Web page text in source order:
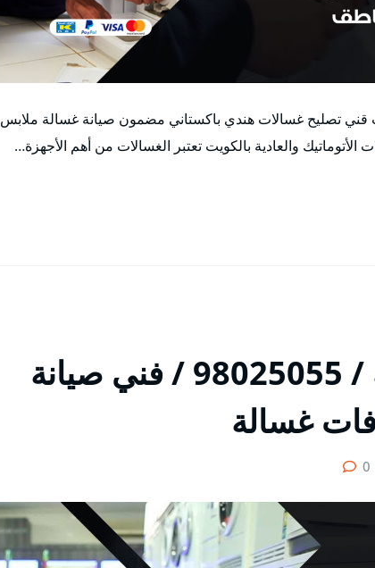
قني تصليح غسالات هندي باكستاني مضمون صيانة غسالة ملابس
والعادية بالكويت تعتبر الغسالات من أهم الأجهزة…
تصليح غسالات الدعية / 98025055 / فني صيانة
غسالة
0